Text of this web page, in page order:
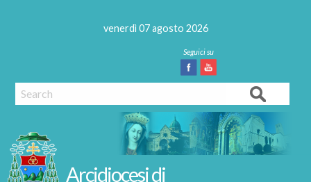
venerdì 07 agosto 2026
Facebook
Youtube
Search